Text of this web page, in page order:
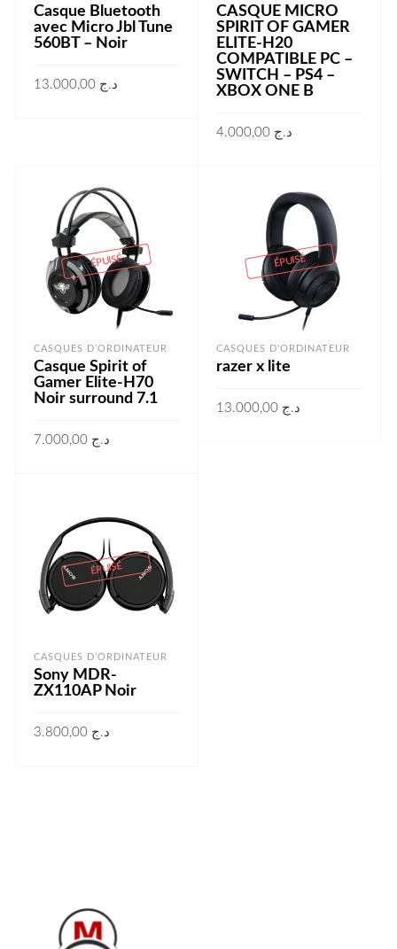
Casque Bluetooth
avec Micro Jbl Tune
560BT – Noir
د.ج 13.000,00
CASQUE MICRO
SPIRIT OF GAMER
ELITE-H20
COMPATIBLE PC –
SWITCH – PS4 –
XBOX ONE B
د.ج
ÉPUISÉ
CASQUES D’ORDINATEUR
Casque Spirit of
Gamer Elite-H70
Noir surround 7.1
د.ج 7.000,00
ÉPUISÉ
CASQUES D’ORDINATEUR
razer x lite
د.ج
ÉPUISÉ
CASQUES D’ORDINATEUR
Sony MDR-
ZX110AP Noir
د.ج 3.800,00